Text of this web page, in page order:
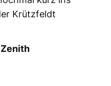
Krützfeldt